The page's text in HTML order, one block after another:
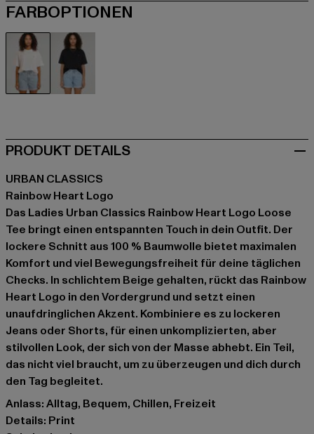
FARBOPTIONEN
PRODUKT DETAILS
URBAN CLASSICS
Rainbow Heart Logo
Das Ladies Urban Classics Rainbow Heart Logo Loose
Tee bringt einen entspannten Touch in dein Outfit. Der
lockere Schnitt aus 100 % Baumwolle bietet maximalen
Komfort und viel Bewegungsfreiheit für deine täglichen
Checks. In schlichtem Beige gehalten, rückt das Rainbow
Heart Logo in den Vordergrund und setzt einen
unaufdringlichen Akzent. Kombiniere es zu lockeren
Jeans oder Shorts, für einen unkomplizierten, aber
stilvollen Look, der sich von der Masse abhebt. Ein Teil,
das nicht viel braucht, um zu überzeugen und dich durch
den Tag begleitet.
Anlass: Alltag, Bequem, Chillen, Freizeit
Details: Print